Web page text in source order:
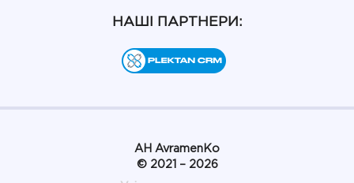
АН AvramenKo
© 2021 – 2026
НАШІ ПАРТНЕРИ: